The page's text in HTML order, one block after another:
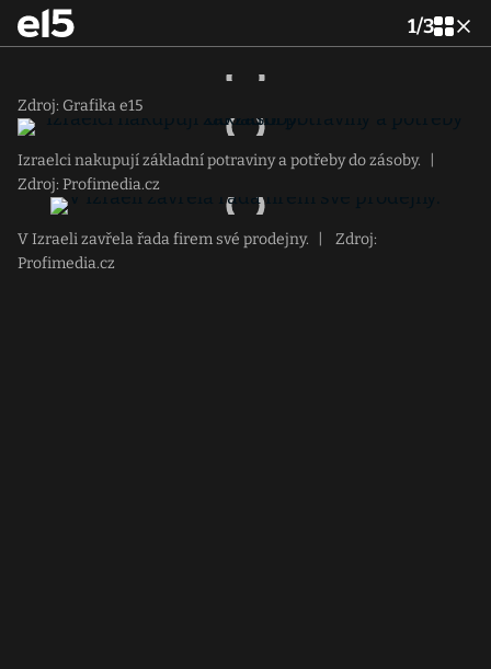
1/3
Zdroj: Grafika e15
Izraelci nakupují základní potraviny a potřeby do zásoby.
Zdroj: Profimedia.cz
V Izraeli zavřela řada firem své prodejny.
Zdroj:
Profimedia.cz